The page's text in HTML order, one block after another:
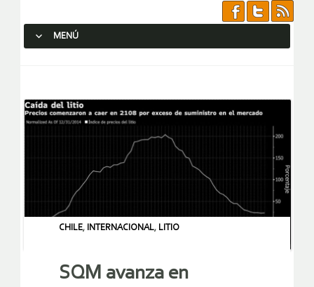
MENÚ
CHILE, INTERNACIONAL, LITIO
SQM avanza en